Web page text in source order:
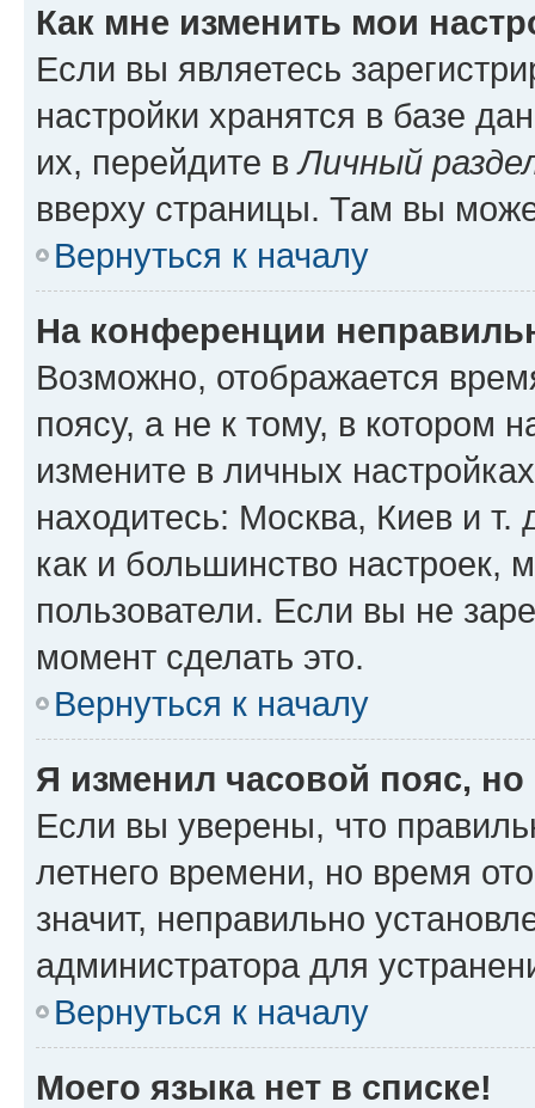
Как мне изменить мои
Если вы являетесь
настройки хранятся в базе
их, перейдите вЛичный
вверху страницы. Там вы
Вернуться к началу
На конференции
Возможно, отображается
поясу, а не к тому, в котором
измените в личных
находитесь: Москва, Киев и т.
как и большинство настроек,
пользователи. Если вы не
момент сделать это.
Вернуться к началу
Я изменил часовой пояс,
Если вы уверены, что
летнего времени, но время
значит, неправильно
администратора для
Вернуться к началу
Моего языка нет в списке!